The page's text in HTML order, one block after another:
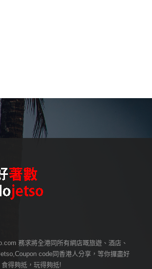
務求將全港同所有網店嘅旅遊、酒店、
code同香港人分享，等你攞盡好
得夠抵，玩得夠抵!